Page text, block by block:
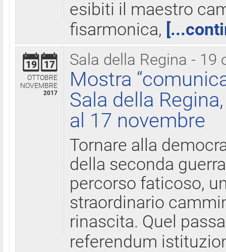
esibiti il maestro
fisarmonica,
Sala della Regina - 19
19 17
OTTOBRE
NOVEMBRE
2017
Mostra
Sala della
al 17 novembre
Tornare alla
della seconda
percorso faticoso,
straordinario
rinascita. Quel
referendum